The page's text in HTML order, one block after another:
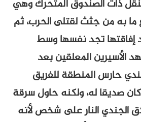
ذات الصندوق المتحرك وهي
ما به من جثث لقتلى الحرب، ثم
إفاقتها تجد نفسها وسط
الأسيرين المعلقين بعد
حارس المنطقة للفريق
صديقا له، ولكنه حاول سرقة
الجندي النار على شخص لأنه